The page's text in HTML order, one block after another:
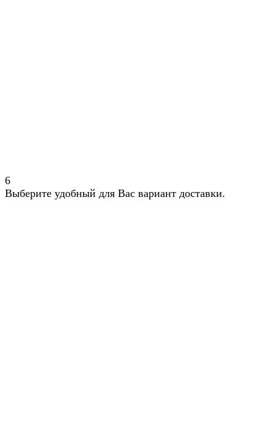
6
Выберите удобный для Вас вариант доставки.